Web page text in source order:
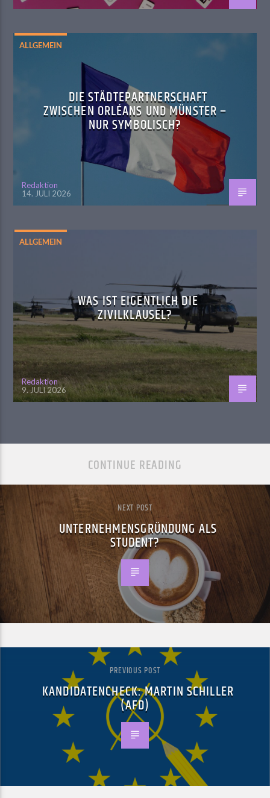
ALLGEMEIN
DIE STÄDTEPARTNERSCHAFT
ZWISCHEN ORLÉANS UND MÜNSTER –
NUR SYMBOLISCH?
Redaktion
14. JULI 2026
ALLGEMEIN
WAS IST EIGENTLICH DIE
ZIVILKLAUSEL?
Redaktion
9. JULI 2026
CONTINUE READING
NEXT POST
UNTERNEHMENSGRÜNDUNG ALS
STUDENT?
PREVIOUS POST
KANDIDATENCHECK: MARTIN SCHILLER
(AFD)